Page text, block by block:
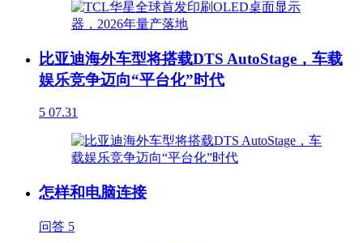
比亚迪海外车型将搭载DTS AutoStage，车载
娱乐竞争迈向“平台化”时代
5 07.31
怎样和电脑连接
问答 5